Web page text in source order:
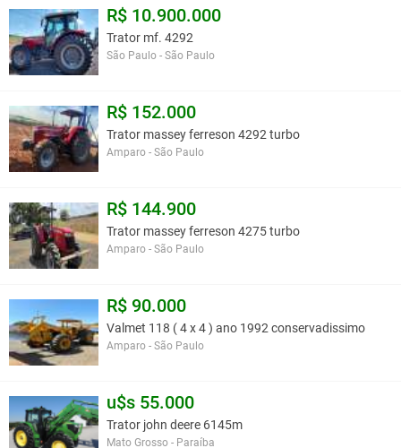
R$ 10.900.000
Trator mf. 4292
São Paulo - São Paulo
R$ 152.000
Trator massey ferreson 4292 turbo
Amparo - São Paulo
R$ 144.900
Trator massey ferreson 4275 turbo
Amparo - São Paulo
R$ 90.000
Valmet 118 ( 4 x 4 ) ano 1992 conservadissimo
Amparo - São Paulo
u$s 55.000
Trator john deere 6145m
Mato Grosso - Paraíba